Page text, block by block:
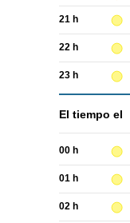
21 h
22 h
23 h
El tiempo el
00 h
01 h
02 h